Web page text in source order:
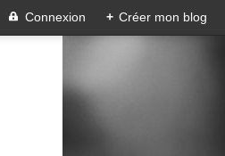
Connexion + Créer mon blog